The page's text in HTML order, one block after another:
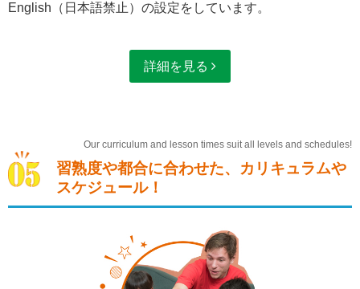
English（日本語禁止）の設定をしています。
詳細を見る
Our curriculum and lesson times suit all levels and schedules!
習熟度や都合に合わせた、カリキュラムや
スケジュール！